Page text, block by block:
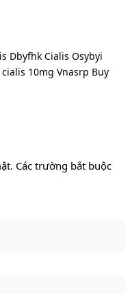
Dbyfhk Cialis Osybyi
10mg Vnasrp Buy
Các trường bắt buộc